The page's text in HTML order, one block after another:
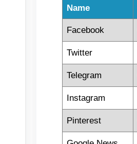
Name
Facebook
Twitter
Telegram
Instagram
Pinterest